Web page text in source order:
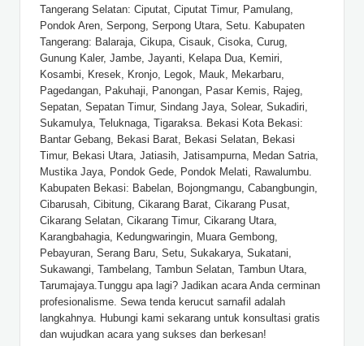
Tangerang Selatan: Ciputat, Ciputat Timur, Pamulang,
Pondok Aren, Serpong, Serpong Utara, Setu. Kabupaten
Tangerang: Balaraja, Cikupa, Cisauk, Cisoka, Curug,
Gunung Kaler, Jambe, Jayanti, Kelapa Dua, Kemiri,
Kosambi, Kresek, Kronjo, Legok, Mauk, Mekarbaru,
Pagedangan, Pakuhaji, Panongan, Pasar Kemis, Rajeg,
Sepatan, Sepatan Timur, Sindang Jaya, Solear, Sukadiri,
Sukamulya, Teluknaga, Tigaraksa. Bekasi Kota Bekasi:
Bantar Gebang, Bekasi Barat, Bekasi Selatan, Bekasi
Timur, Bekasi Utara, Jatiasih, Jatisampurna, Medan Satria,
Mustika Jaya, Pondok Gede, Pondok Melati, Rawalumbu.
Kabupaten Bekasi: Babelan, Bojongmangu, Cabangbungin,
Cibarusah, Cibitung, Cikarang Barat, Cikarang Pusat,
Cikarang Selatan, Cikarang Timur, Cikarang Utara,
Karangbahagia, Kedungwaringin, Muara Gembong,
Pebayuran, Serang Baru, Setu, Sukakarya, Sukatani,
Sukawangi, Tambelang, Tambun Selatan, Tambun Utara,
Tarumajaya.Tunggu apa lagi? Jadikan acara Anda cerminan
profesionalisme. Sewa tenda kerucut sarnafil adalah
langkahnya. Hubungi kami sekarang untuk konsultasi gratis
dan wujudkan acara yang sukses dan berkesan!